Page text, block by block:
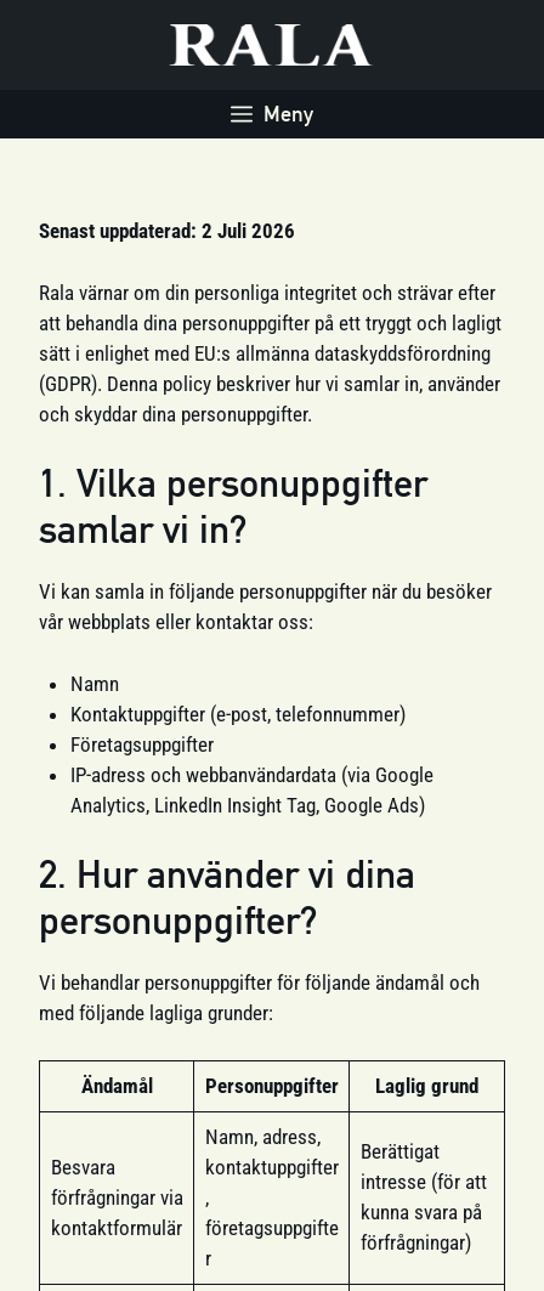
Meny
Senast uppdaterad: 2 Juli 2026
Rala värnar om din personliga integritet och strävar efter
att behandla dina personuppgifter på ett tryggt och lagligt
sätt i enlighet med EU:s allmänna dataskyddsförordning
(GDPR). Denna policy beskriver hur vi samlar in, använder
och skyddar dina personuppgifter.
1. Vilka personuppgifter
samlar vi in?
Vi kan samla in följande personuppgifter när du besöker
vår webbplats eller kontaktar oss:
Namn
Kontaktuppgifter (e-post, telefonnummer)
Företagsuppgifter
IP-adress och webbanvändardata (via Google
Analytics, LinkedIn Insight Tag, Google Ads)
2. Hur använder vi dina
personuppgifter?
Vi behandlar personuppgifter för följande ändamål och
med följande lagliga grunder:
Ändamål Personuppgifter Laglig grund
Besvara
förfrågningar via
kontaktformulär
Namn, adress,
kontaktuppgifter
,
företagsuppgifte
r
Berättigat
intresse (för att
kunna svara på
förfrågningar)